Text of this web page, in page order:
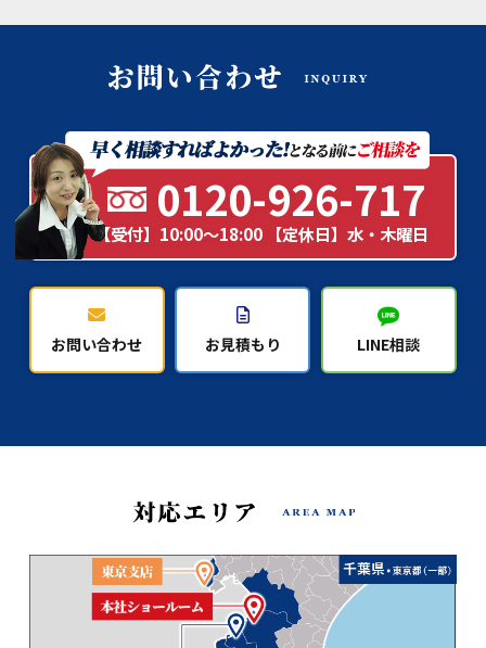
0120-926-717
【受付】10:00～18:00 【定休日】水・木曜日
お問い合わせ お見積もり LINE相談